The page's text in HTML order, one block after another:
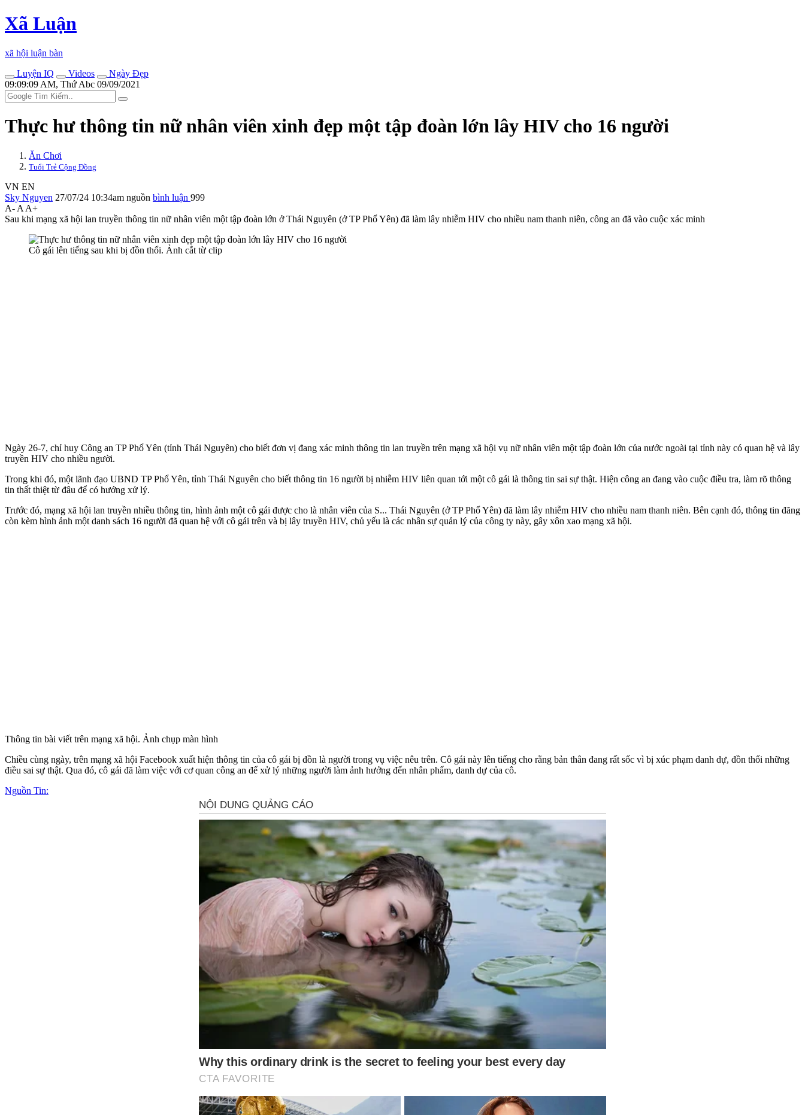
Xã Luận
xã hội luận bàn
Luyện IQ
Videos
Ngày Đẹp
09:09:09 AM, Thứ Abc 09/09/2021
Thực hư thông tin nữ nhân viên xinh đẹp một tập đoàn lớn lây HIV cho 16 người
Ăn Chơi
Tuổi Trẻ Cộng Đồng
VN EN
Sky Nguyen 27/07/24 10:34am nguồn bình luận 999
A- A A+
Sau khi mạng xã hội lan truyền thông tin nữ nhân viên một tập đoàn lớn ở Thái Nguyên (ở TP Phổ Yên) đã làm lây nhiễm HIV cho nhiều nam thanh niên, công an đã vào cuộc xác minh
Cô gái lên tiếng sau khi bị đồn thổi. Ảnh cắt từ clip
Ngày 26-7, chỉ huy Công an TP Phổ Yên (tỉnh Thái Nguyên) cho biết đơn vị đang xác minh thông tin lan truyền trên mạng xã hội vụ nữ nhân viên một tập đoàn lớn của nước ngoài tại tỉnh này có quan hệ và lây
truyền HIV cho nhiều người.
Trong khi đó, một lãnh đạo UBND TP Phổ Yên, tỉnh Thái Nguyên cho biết thông tin 16 người bị nhiễm HIV liên quan tới một cô gái là thông tin sai sự thật. Hiện công an đang vào cuộc điều tra, làm rõ thông
tin thất thiệt từ đâu để có hướng xử lý.
Trước đó, mạng xã hội lan truyền nhiều thông tin, hình ảnh một cô gái được cho là nhân viên của S... Thái Nguyên (ở TP Phổ Yên) đã làm lây nhiễm HIV cho nhiều nam thanh niên. Bên cạnh đó, thông tin đăng
còn kèm hình ảnh một danh sách 16 người đã quan hệ với cô gái trên và bị lây truyền HIV, chủ yếu là các nhân sự quản lý của công ty này, gây xôn xao mạng xã hội.
Thông tin bài viết trên mạng xã hội. Ảnh chụp màn hình
Chiều cùng ngày, trên mạng xã hội Facebook xuất hiện thông tin của cô gái bị đồn là người trong vụ việc nêu trên. Cô gái này lên tiếng cho rằng bản thân đang rất sốc vì bị xúc phạm danh dự, đồn thổi những
điều sai sự thật. Qua đó, cô gái đã làm việc với cơ quan công an để xử lý những người làm ảnh hưởng đến nhân phẩm, danh dự của cô.
Nguồn Tin: